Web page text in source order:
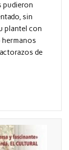
pudieron
sin
plantel con
hermanos
de